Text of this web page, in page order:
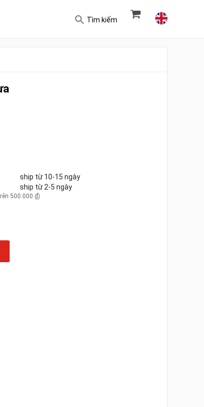
Tìm kiếm
ship từ 10-15 ngày
ship từ 2-5 ngày
500.000 ₫)